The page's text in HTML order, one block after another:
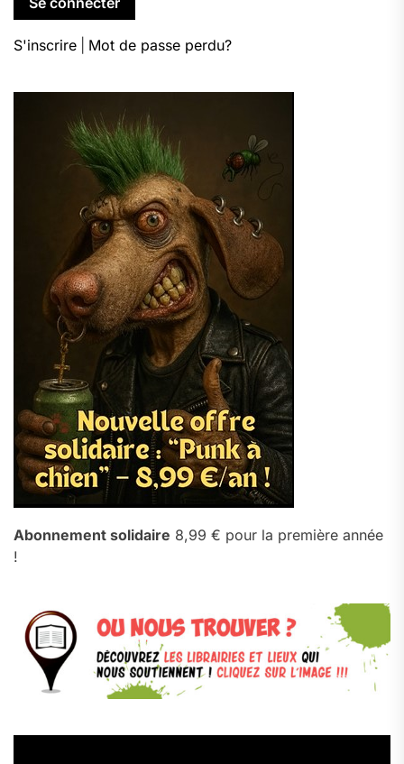
S'inscrire Mot de passe perdu?
Abonnement solidaire 8,99 € pour la première année
!